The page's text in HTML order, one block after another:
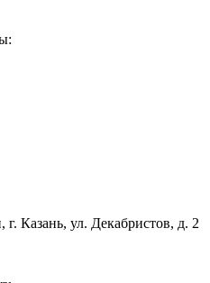
г. Казань, ул. Декабристов, д. 2